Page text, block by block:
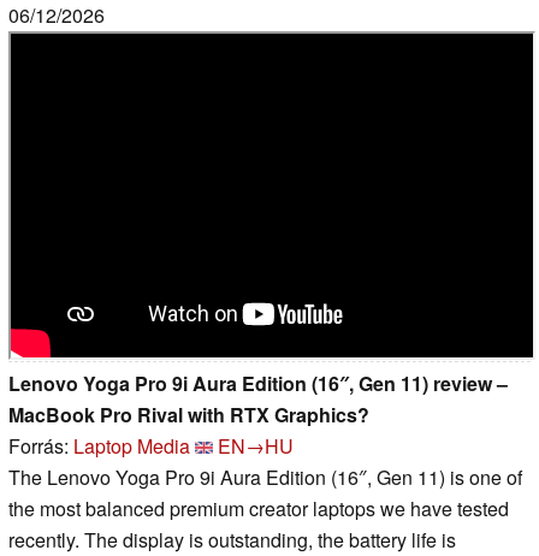
06/12/2026
Lenovo Yoga Pro 9i Aura Edition (16″, Gen 11) review –
MacBook Pro Rival with RTX Graphics?
Forrás: Laptop Media
EN→HU
The Lenovo Yoga Pro 9i Aura Edition (16″, Gen 11) is one of
the most balanced premium creator laptops we have tested
recently. The display is outstanding, the battery life is